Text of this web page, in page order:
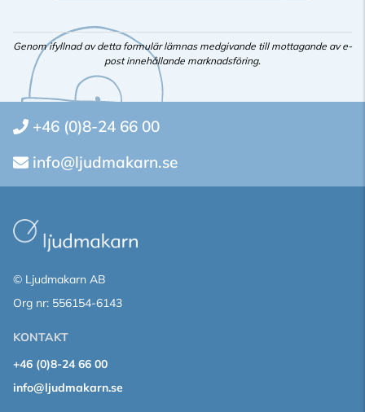
Genom ifyllnad av detta formulär lämnas medgivande till mottagande av e-
post innehållande marknadsföring.
+46 (0)8-24 66 00
info@ljudmakarn.se
© Ljudmakarn AB
Org nr: 556154-6143
KONTAKT
+46 (0)8-24 66 00
info@ljudmakarn.se